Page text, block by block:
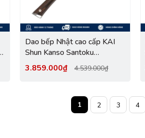
Dao bếp Nhật cao cấp KAI
Shun Kanso Santoku
SWT0767 (180mm)
3.859.000₫ 4.539.000₫
1 2 3 4